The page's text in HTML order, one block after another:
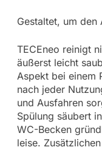
Gestaltet, um
TECEneo reinigt
äußerst leicht
Aspekt bei einem
nach jeder
und Ausfahren
Spülung säubert
WC-Becken
leise.